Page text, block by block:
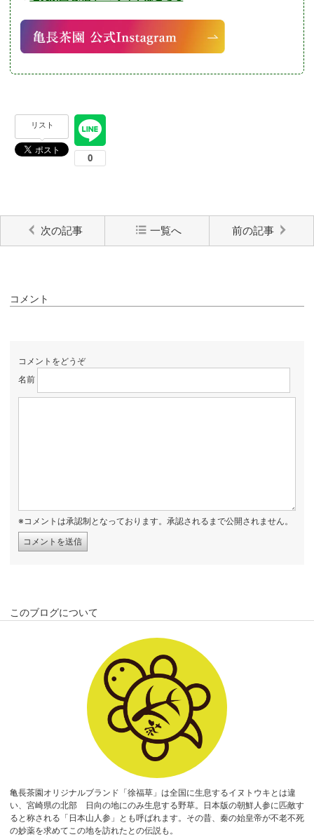
リスト
次の記事 一覧へ 前の記事
コメント
コメントをどうぞ
名前
※コメントは承認制となっております。承認されるまで公開されません。
このブログについて
亀長茶園オリジナルブランド「徐福草」は全国に生息するイヌトウキとは違
い、宮崎県の北部 日向の地にのみ生息する野草。日本版の朝鮮人参に匹敵す
ると称される「日本山人参」とも呼ばれます。その昔、秦の始皇帝が不老不死
の妙薬を求めてこの地を訪れたとの伝説も。